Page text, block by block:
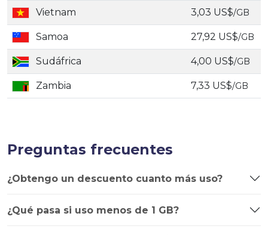
Vietnam 3,03 US$/GB
Samoa 27,92 US$/GB
Sudáfrica 4,00 US$/GB
Zambia 7,33 US$/GB
Preguntas frecuentes
¿Obtengo un descuento cuanto más uso?
¿Qué pasa si uso menos de 1 GB?